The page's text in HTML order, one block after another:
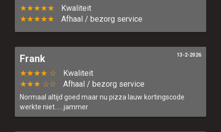
★★★★★
Kwaliteit
★★★★★
Afhaal / bezorg service
Frank
★★★★ ☆
Kwaliteit
★★★ ☆☆
Afhaal / bezorg service
Normaal altijd goed maar nu pizza lauw kortingscode
werkte niet......jammer
13-2-2026